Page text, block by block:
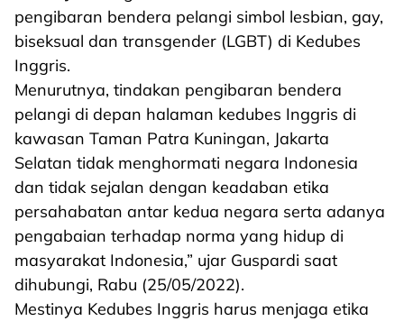
pengibaran bendera pelangi simbol lesbian, gay,
biseksual dan transgender (LGBT) di Kedubes
Inggris.
Menurutnya, tindakan pengibaran bendera
pelangi di depan halaman kedubes Inggris di
kawasan Taman Patra Kuningan, Jakarta
Selatan tidak menghormati negara Indonesia
dan tidak sejalan dengan keadaban etika
persahabatan antar kedua negara serta adanya
pengabaian terhadap norma yang hidup di
masyarakat Indonesia,” ujar Guspardi saat
dihubungi, Rabu (25/05/2022).
Mestinya Kedubes Inggris harus menjaga etika